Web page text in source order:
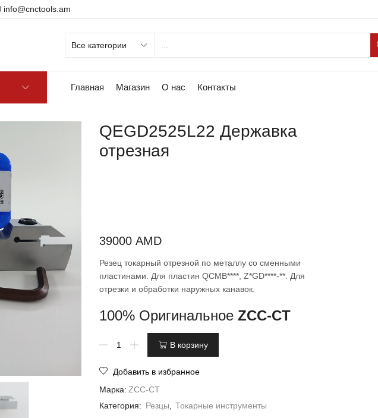
info@cnctools.am
Главная Магазин О нас Контакты
QEGD2525L22 Державка
отрезная
39000 AMD
Резец токарный отрезной по металлу со сменными
пластинами. Для пластин QCMB****, Z*GD****-**. Для
отрезки и обработки наружных канавок.
100% Оригинальное ZCC-CT
В корзину
Добавить в избранное
Марка: ZCC-CT
Категория: Резцы Токарные инструменты